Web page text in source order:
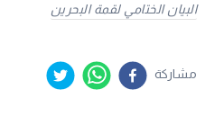
البيان الختامي لقمة البحرين
مشاركة